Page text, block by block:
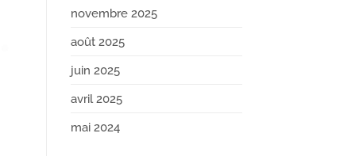
novembre 2025
août 2025
juin 2025
avril 2025
mai 2024